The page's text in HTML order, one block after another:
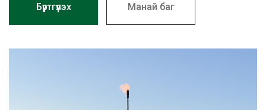
Бүртгүүлэх Манай баг